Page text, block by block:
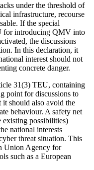
under the threshold of
infrastructure, recourse
If the special
for introducing QMV into
the discussions
In this declaration, it
interest should not
concrete danger.
31(3) TEU, containing
point for dis­cussions to
it should also avoid the
behaviour. A safety net
possibilities)
nation­al interests
threat situation. This
Union Agency for
such as a European